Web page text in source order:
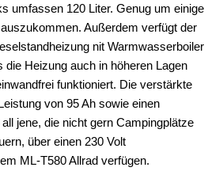
umfassen 120 Liter. Genug um einige
Außerdem verfügt der
nit Warmwasserboiler
die Heizung auch in höheren Lagen
funktioniert. Die verstärkte
von 95 Ah sowie einen
jene, die nicht gern Campingplätze
über einen 230 Volt
ML-T580 Allrad verfügen.